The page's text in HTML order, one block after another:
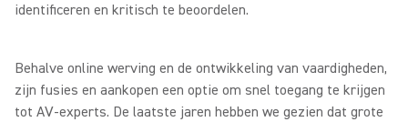
identificeren en kritisch te beoordelen.
Behalve online werving en de ontwikkeling van vaardigheden,
zijn fusies en aankopen een optie om snel toegang te krijgen
tot AV-experts. De laatste jaren hebben we gezien dat grote